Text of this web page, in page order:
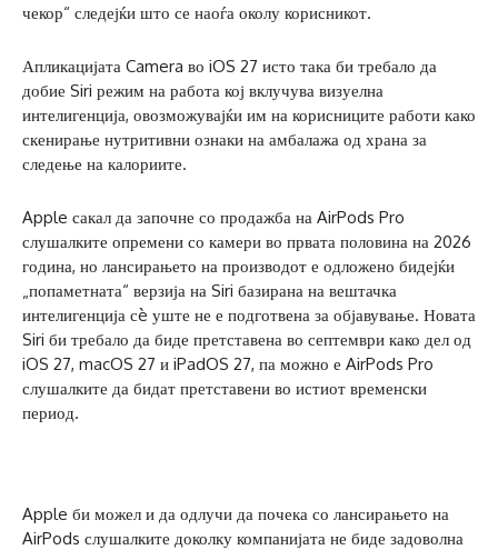
чекор“ следејќи што се наоѓа околу корисникот.
Апликацијата Camera во iOS 27 исто така би требало да
добие Siri режим на работа кој вклучува визуелна
интелигенција, овозможувајќи им на корисниците работи како
скенирање нутритивни ознаки на амбалажа од храна за
следење на калориите.
Apple сакал да започне со продажба на AirPods Pro
слушалките опремени со камери во првата половина на 2026
година, но лансирањето на производот е одложено бидејќи
„попаметната“ верзија на Siri базирана на вештачка
интелигенција сè уште не е подготвена за објавување. Новата
Siri би требало да биде претставена во септември како дел од
iOS 27, macOS 27 и iPadOS 27, па можно е AirPods Pro
слушалките да бидат претставени во истиот временски
период.
Apple би можел и да одлучи да почека со лансирањето на
AirPods слушалките доколку компанијата не биде задоволна